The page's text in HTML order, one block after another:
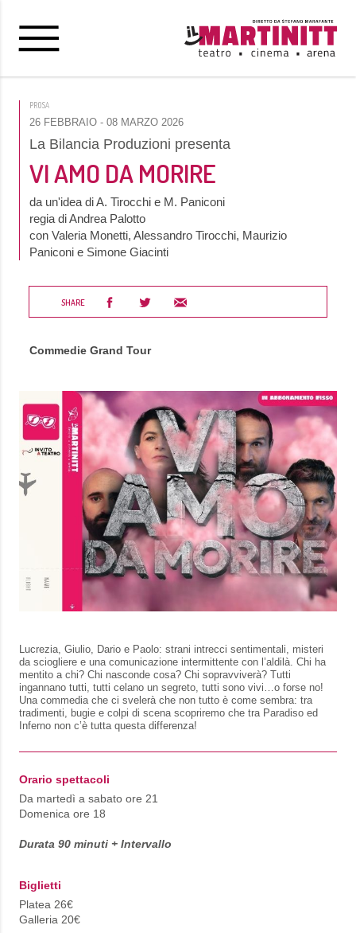
PROSA
26 FEBBRAIO - 08 MARZO 2026
La Bilancia Produzioni presenta
VI AMO DA MORIRE
da un'idea di A. Tirocchi e M. Paniconi
regia di Andrea Palotto
con Valeria Monetti, Alessandro Tirocchi, Maurizio
Paniconi e Simone Giacinti
SHARE
Commedie Grand Tour
Lucrezia, Giulio, Dario e Paolo: strani intrecci sentimentali, misteri
da sciogliere e una comunicazione intermittente con l’aldilà. Chi ha
mentito a chi? Chi nasconde cosa? Chi sopravviverà? Tutti
ingannano tutti, tutti celano un segreto, tutti sono vivi…o forse no!
Una commedia che ci svelerà che non tutto è come sembra: tra
tradimenti, bugie e colpi di scena scopriremo che tra Paradiso ed
Inferno non c’è tutta questa differenza!
Orario spettacoli
Da martedì a sabato ore 21
Domenica ore 18
Durata 90 minuti + Intervallo
Biglietti
Platea 26€
Galleria 20€